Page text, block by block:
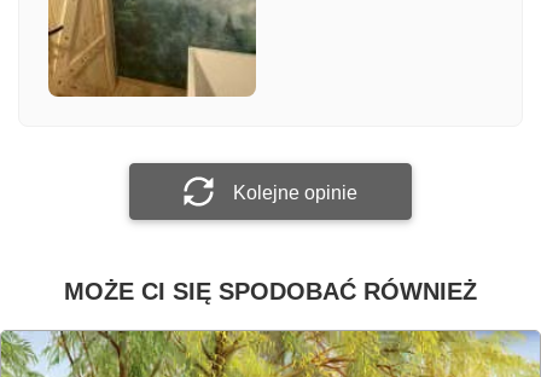
Załącz zdjęcie
Kolejne opinie
MOŻE CI SIĘ SPODOBAĆ RÓWNIEŻ